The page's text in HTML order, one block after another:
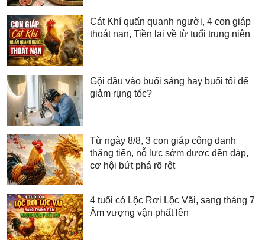
Cát Khí quấn quanh người, 4 con giáp
thoát nạn, Tiền lại về từ tuổi trung niên
Gội đầu vào buổi sáng hay buổi tối để
giảm rụng tóc?
Từ ngày 8/8, 3 con giáp công danh
thăng tiến, nỗ lực sớm được đền đáp,
cơ hội bứt phá rõ rệt
4 tuổi có Lộc Rơi Lộc Vãi, sang tháng 7
Âm vượng vận phất lên